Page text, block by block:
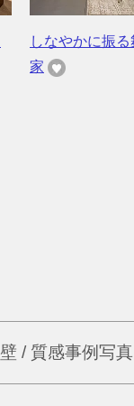
しなやかに振る
家
壁 / 質感事例写